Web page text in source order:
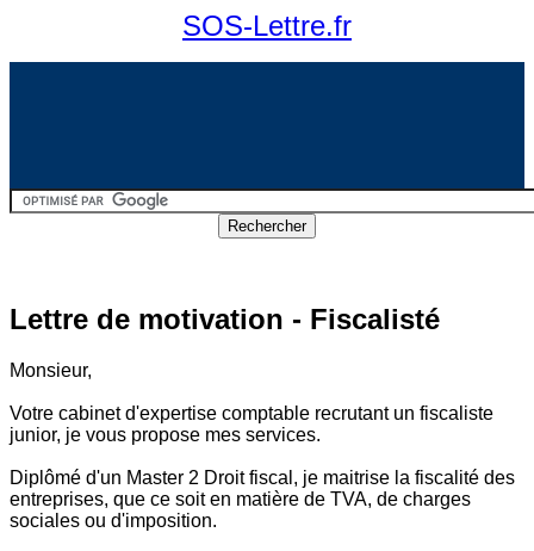
SOS-Lettre.fr
Lettre de motivation - Fiscalisté
Monsieur,
Votre cabinet d'expertise comptable recrutant un fiscaliste
junior, je vous propose mes services.
Diplômé d'un Master 2 Droit fiscal, je maitrise la fiscalité des
entreprises, que ce soit en matière de TVA, de charges
sociales ou d'imposition.